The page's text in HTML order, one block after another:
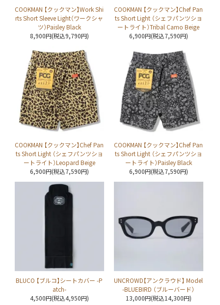
COOKMAN 【クックマン】Work Shi
rts Short Sleeve Light（ワークシャ
ツ）Paisley Black
8,900円(税込9,790円)
COOKMAN 【クックマン】Chef Pan
ts Short Light （シェフパンツショ
ートライト）Tribal Camo Beige
6,900円(税込7,590円)
COOKMAN 【クックマン】Chef Pan
ts Short Light （シェフパンツショ
ートライト）Leopard Beige
6,900円(税込7,590円)
COOKMAN 【クックマン】Chef Pan
ts Short Light （シェフパンツショ
ートライト）Paisley Black
6,900円(税込7,590円)
BLUCO 【ブルコ】シートカバー -P
atch-
4,500円(税込4,950円)
UNCROWD【アンクラウド】 Model
-BLUEBIRD （ブルーバード）
13,000円(税込14,300円)